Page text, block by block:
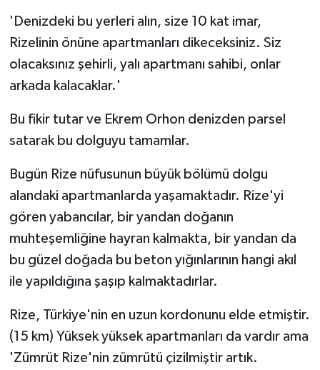
'Denizdeki bu yerleri alın, size 10 kat imar,
Rizelinin önüne apartmanları dikeceksiniz. Siz
olacaksınız şehirli, yalı apartmanı sahibi, onlar
arkada kalacaklar.'
Bu fikir tutar ve Ekrem Orhon denizden parsel
satarak bu dolguyu tamamlar.
Bugün Rize nüfusunun büyük bölümü dolgu
alandaki apartmanlarda yaşamaktadır. Rize'yi
gören yabancılar, bir yandan doğanın
muhteşemliğine hayran kalmakta, bir yandan da
bu güzel doğada bu beton yığınlarının hangi akıl
ile yapıldığına şaşıp kalmaktadırlar.
Rize, Türkiye'nin en uzun kordonunu elde etmiştir.
(15 km) Yüksek yüksek apartmanları da vardır ama
'Zümrüt Rize'nin zümrütü çizilmiştir artık.